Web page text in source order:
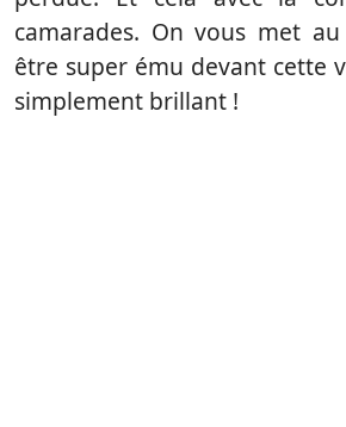
camarades. On vous met
être super ému devant cette
simplement brillant !